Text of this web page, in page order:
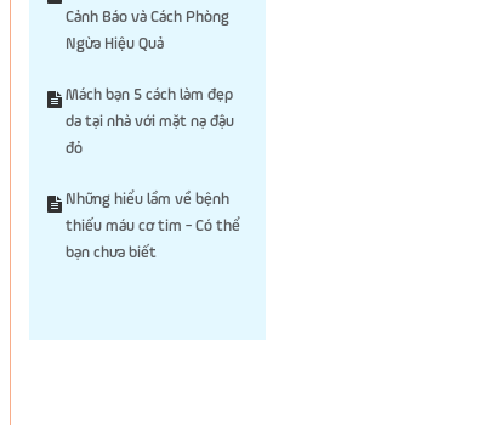
Cảnh Báo và Cách Phòng
Ngừa Hiệu Quả
Mách bạn 5 cách làm đẹp
da tại nhà với mặt nạ đậu
đỏ
Những hiểu lầm về bệnh
thiếu máu cơ tim - Có thể
bạn chưa biết